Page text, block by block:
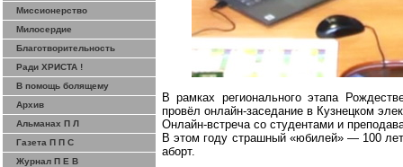
Миссионерство
Милосердие
Благотворительность
Ради ХРИСТА !
В помощь болящему
Архив
Альманах П Л
Газета П П С
Журнал П Е В
В рамках регионального этапа
провёл онлайн-заседание в Кузнецком
Онлайн-встречасо студентами и
В этом году страшный «юбилей» — 100
аборт.